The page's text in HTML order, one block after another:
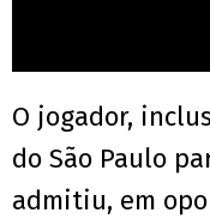
O jogador,
do São Paulo
admitiu, em